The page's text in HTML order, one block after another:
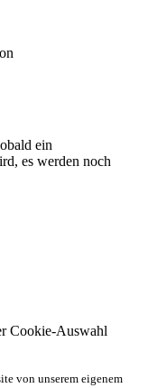
ein
es werden noch
Cookie-Auswahl
von unserem eigenem